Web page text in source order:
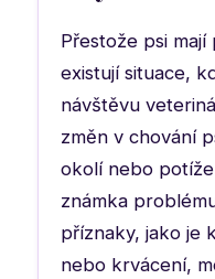
Přestože psi
existují situace,
návštěvu
změn v chování
okolí nebo
známka
příznaky, jako je
nebo krvácení,